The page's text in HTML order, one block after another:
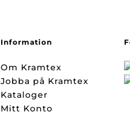
Information
Om Kramtex
Jobba på Kramtex
Kataloger
Mitt Konto